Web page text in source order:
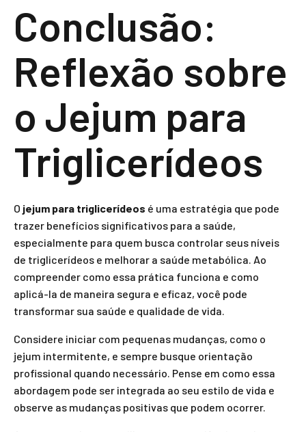
Conclusão:
Reflexão sobre
o Jejum para
Triglicerídeos
O jejum para triglicerídeos é uma estratégia que pode
trazer benefícios significativos para a saúde,
especialmente para quem busca controlar seus níveis
de triglicerídeos e melhorar a saúde metabólica. Ao
compreender como essa prática funciona e como
aplicá-la de maneira segura e eficaz, você pode
transformar sua saúde e qualidade de vida.
Considere iniciar com pequenas mudanças, como o
jejum intermitente, e sempre busque orientação
profissional quando necessário. Pense em como essa
abordagem pode ser integrada ao seu estilo de vida e
observe as mudanças positivas que podem ocorrer.